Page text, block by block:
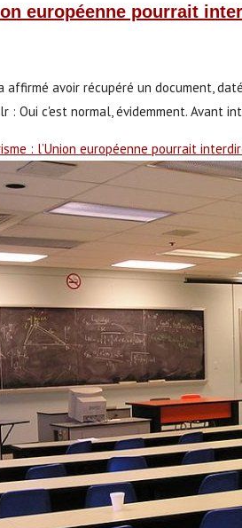
européenne pourrait
affirmé avoir récupéré un document,
: Oui c'est normal, évidemment. Avant
: l’Union européenne pourrait